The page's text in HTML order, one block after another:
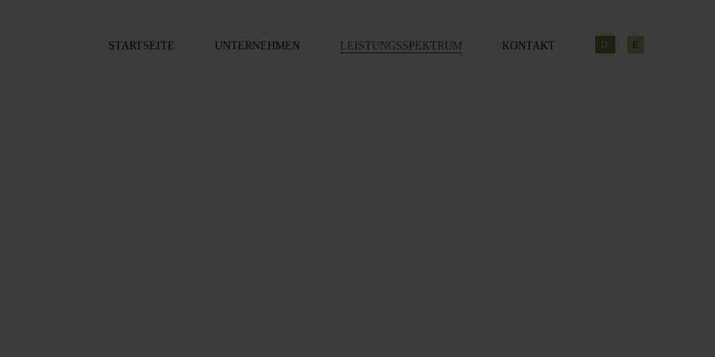
D E
STARTSEITE UNTERNEHMEN LEISTUNGSSPEKTRUM KONTAKT